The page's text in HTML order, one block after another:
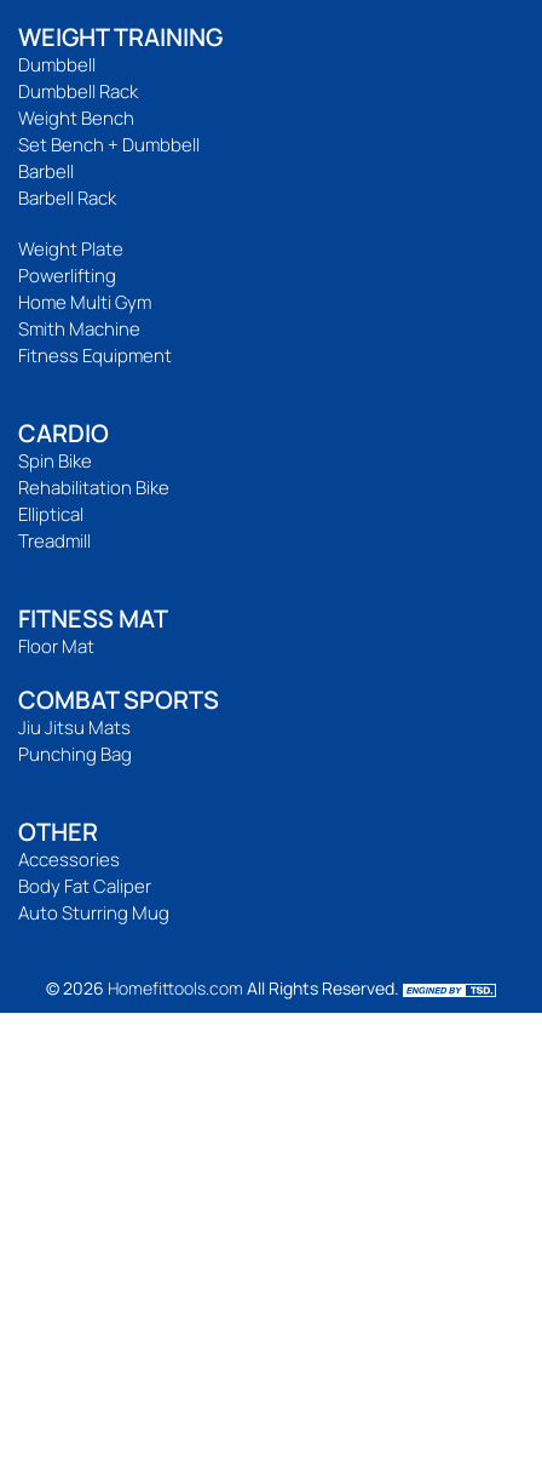
WEIGHT TRAINING
Dumbbell
Dumbbell Rack
Weight Bench
Set Bench + Dumbbell
Barbell
Barbell Rack
Weight Plate
Powerlifting
Home Multi Gym
Smith Machine
Fitness Equipment
CARDIO
Spin Bike
Rehabilitation Bike
Elliptical
Treadmill
FITNESS MAT
Floor Mat
COMBAT SPORTS
Jiu Jitsu Mats
Punching Bag
OTHER
Accessories
Body Fat Caliper
Auto Sturring Mug
© 2026 Homefittools.com All Rights Reserved.